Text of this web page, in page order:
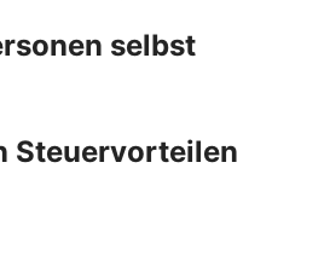
selbst
Steuervorteilen